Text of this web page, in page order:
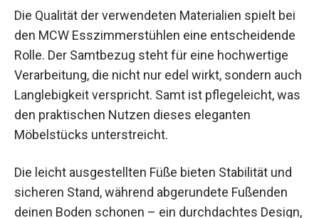
Die Qualität der verwendeten Materialien spielt bei
den MCW Esszimmerstühlen eine entscheidende
Rolle. Der Samtbezug steht für eine hochwertige
Verarbeitung, die nicht nur edel wirkt, sondern auch
Langlebigkeit verspricht. Samt ist pflegeleicht, was
den praktischen Nutzen dieses eleganten
Möbelstücks unterstreicht.
Die leicht ausgestellten Füße bieten Stabilität und
sicheren Stand, während abgerundete Fußenden
deinen Boden schonen – ein durchdachtes Design,